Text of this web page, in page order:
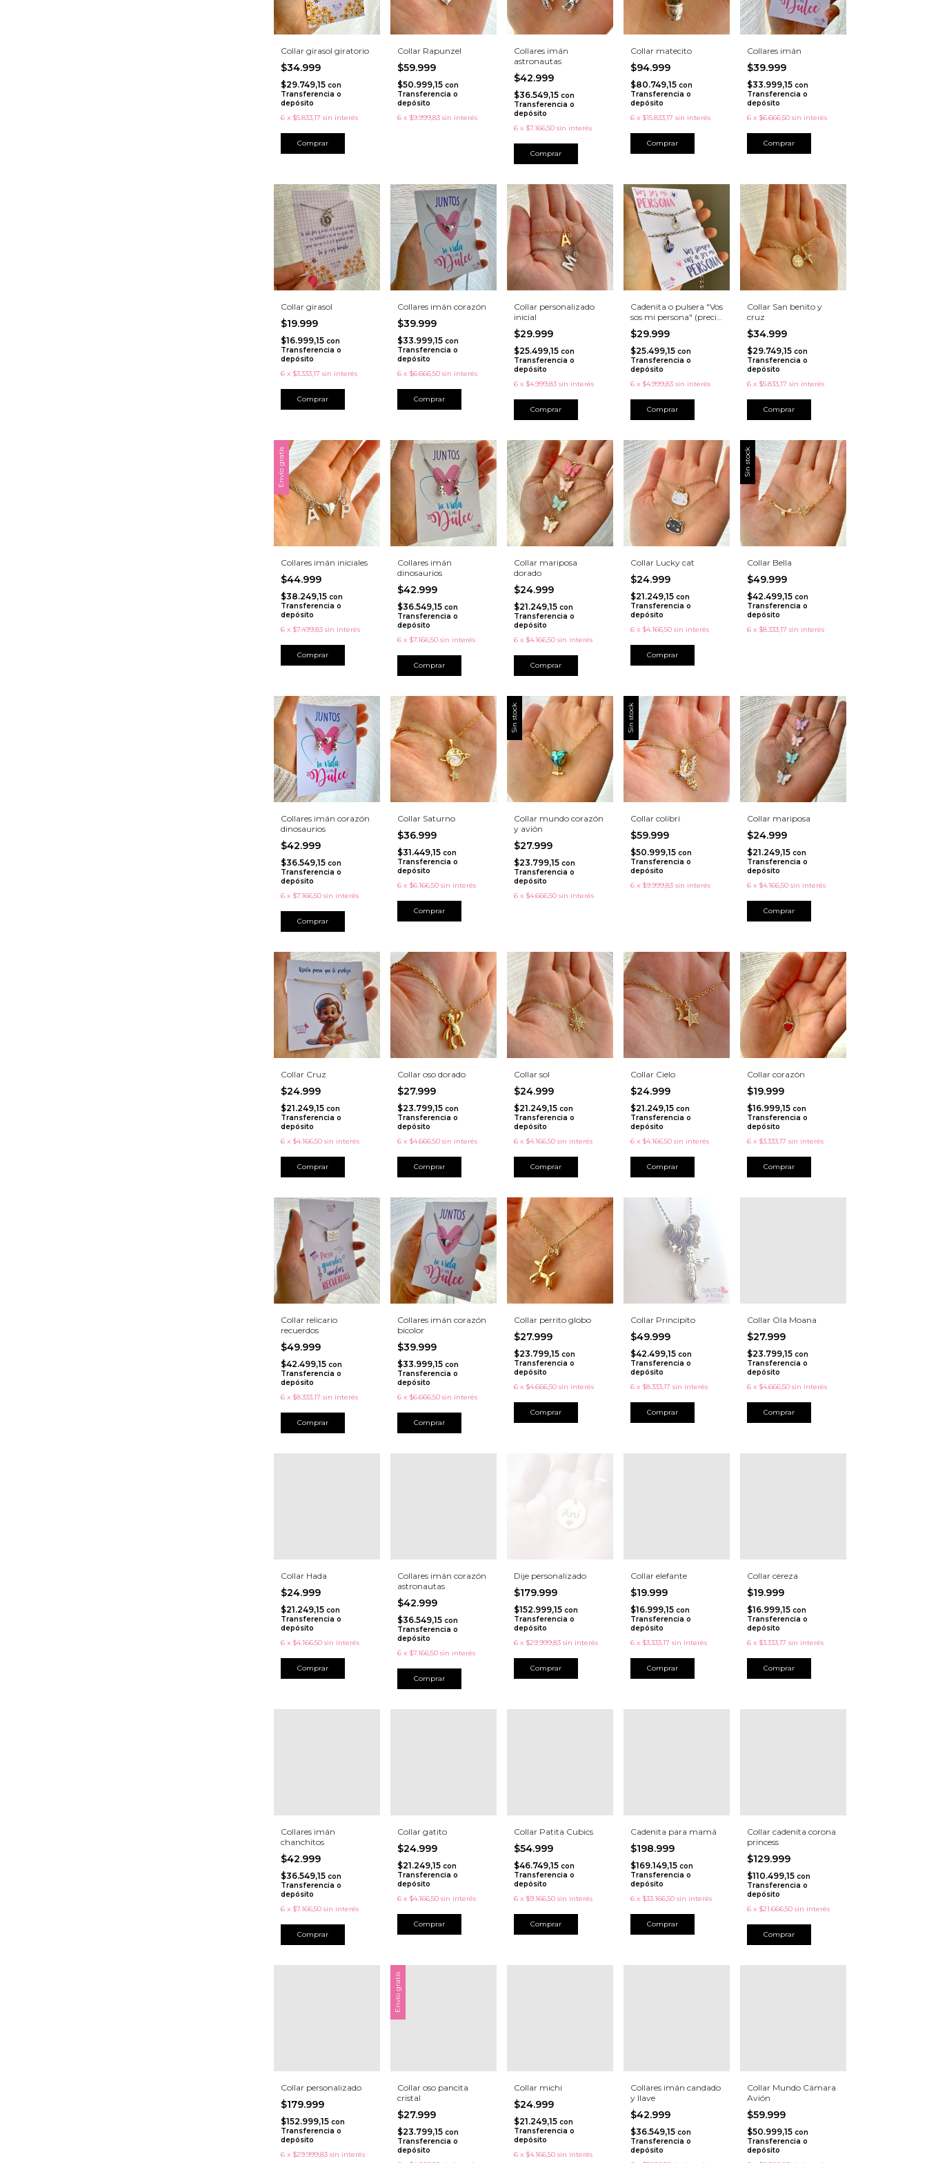
Collar girasol giratorio
$34.999
$29.749,15 con
Transferencia o
depósito
6 x $5.833,17 sin interés
Collar Rapunzel
$59.999
$50.999,15 con
Transferencia o
depósito
6 x $9.999,83 sin interés
Collares imán
astronautas
$42.999
$36.549,15 con
Transferencia o
depósito
6 x $7.166,50 sin interés
Collar matecito
$94.999
$80.749,15 con
Transferencia o
depósito
6 x $15.833,17 sin interés
Comprar
Collares imán
$39.999
$33.999,15 con
Transferencia o
depósito
6 x $6.666,50 sin interés
Collar girasol
$19.999
$16.999,15 con
Transferencia o
depósito
6 x $3.333,17 sin interés
Collares imán corazón
$39.999
$33.999,15 con
Transferencia o
depósito
6 x $6.666,50 sin interés
Collar personalizado
inicial
$29.999
$25.499,15 con
Transferencia o
depósito
6 x $4.999,83 sin interés
Comprar
Cadenita o pulsera "Vos
sos mi persona" (precio
por unidad)
$29.999
$25.499,15 con
Transferencia o
depósito
6 x $4.999,83 sin interés
Comprar
Collar San benito y
cruz
$34.999
$29.749,15 con
Transferencia o
depósito
6 x $5.833,17 sin interés
Envío gratis
Collares imán iniciales
$44.999
$38.249,15 con
Transferencia o
depósito
6 x $7.499,83 sin interés
Comprar
Collares imán
dinosaurios
$42.999
$36.549,15 con
Transferencia o
depósito
6 x $7.166,50 sin interés
Collar mariposa
dorado
$24.999
$21.249,15 con
Transferencia o
depósito
6 x $4.166,50 sin interés
Comprar
Collar Lucky cat
$24.999
$21.249,15 con
Transferencia o
depósito
6 x $4.166,50 sin interés
Comprar
Sin stock
Collar Bella
$49.999
$42.499,15 con
Transferencia o
depósito
6 x $8.333,17 sin interés
Collares imán corazón
dinosaurios
$42.999
$36.549,15 con
Transferencia o
depósito
6 x $7.166,50 sin interés
Collar Saturno
$36.999
$31.449,15 con
Transferencia o
depósito
6 x $6.166,50 sin interés
Sin stock
Collar mundo corazón
y avión
$27.999
$23.799,15 con
Transferencia o
depósito
6 x $4.666,50 sin interés
Sin stock
Collar colibrí
$59.999
$50.999,15 con
Transferencia o
depósito
6 x $9.999,83 sin interés
Collar mariposa
$24.999
$21.249,15 con
Transferencia o
depósito
6 x $4.166,50 sin interés
Comprar
Collar Cruz
$24.999
$21.249,15 con
Transferencia o
depósito
6 x $4.166,50 sin interés
Collar oso dorado
$27.999
$23.799,15 con
Transferencia o
depósito
6 x $4.666,50 sin interés
Collar sol
$24.999
$21.249,15 con
Transferencia o
depósito
6 x $4.166,50 sin interés
Collar Cielo
$24.999
$21.249,15 con
Transferencia o
depósito
6 x $4.166,50 sin interés
Comprar
Collar corazón
$19.999
$16.999,15 con
Transferencia o
depósito
6 x $3.333,17 sin interés
Collar relicario
recuerdos
$49.999
$42.499,15 con
Transferencia o
depósito
6 x $8.333,17 sin interés
Collares imán corazón
bicolor
$39.999
$33.999,15 con
Transferencia o
depósito
6 x $6.666,50 sin interés
Collar perrito globo
$27.999
$23.799,15 con
Transferencia o
depósito
6 x $4.666,50 sin interés
Collar Principito
$49.999
$42.499,15 con
Transferencia o
depósito
6 x $8.333,17 sin interés
Collar Ola Moana
$27.999
$23.799,15 con
Transferencia o
depósito
6 x $4.666,50 sin interés
Collar Hada
$24.999
$21.249,15 con
Transferencia o
depósito
6 x $4.166,50 sin interés
Collares imán corazón
astronautas
$42.999
$36.549,15 con
Transferencia o
depósito
6 x $7.166,50 sin interés
Dije personalizado
$179.999
$152.999,15 con
Transferencia o
depósito
6 x $29.999,83 sin interés
Comprar
Collar elefante
$19.999
$16.999,15 con
Transferencia o
depósito
6 x $3.333,17 sin interés
Collar cereza
$19.999
$16.999,15 con
Transferencia o
depósito
6 x $3.333,17 sin interés
Collares imán
chanchitos
$42.999
$36.549,15 con
Transferencia o
depósito
6 x $7.166,50 sin interés
Collar gatito
$24.999
$21.249,15 con
Transferencia o
depósito
6 x $4.166,50 sin interés
Collar Patita Cubics
$54.999
$46.749,15 con
Transferencia o
depósito
6 x $9.166,50 sin interés
Cadenita para mamá
$198.999
$169.149,15 con
Transferencia o
depósito
6 x $33.166,50 sin interés
Comprar
Collar cadenita corona
princess
$129.999
$110.499,15 con
Transferencia o
depósito
6 x $21.666,50 sin interés
Comprar
Collar personalizado
$179.999
$152.999,15 con
Transferencia o
depósito
6 x $29.999,83 sin interés
Envío gratis
Collar oso pancita
cristal
$27.999
$23.799,15 con
Transferencia o
depósito
Collar michi
$24.999
$21.249,15 con
Transferencia o
depósito
6 x $4.166,50 sin interés
Collares imán candado
y llave
$42.999
$36.549,15 con
Transferencia o
depósito
Collar Mundo Cámara
Avión
$59.999
$50.999,15 con
Transferencia o
depósito